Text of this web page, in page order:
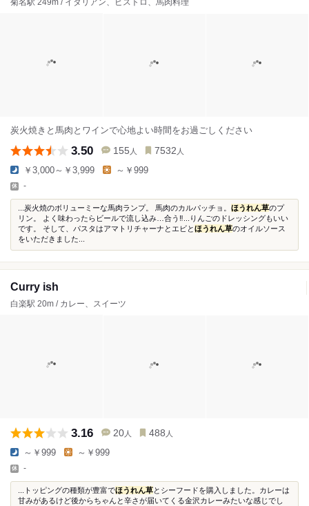
菊名駅 249m / イタリアン、ビストロ、馬肉料理
炭火焼きと馬肉とワインで心地よい時間をお過ごしください
3.50 155 人 7532 人
￥3,000～￥3,999 ～￥999
-
...炭火焼のボリューミーな馬肉ランプ。 馬肉のカルパッチョ。 ほうれん草のプ
リン。 よく味わったらビールで流し込み…合う‼︎...りんごのドレッシングもいい
です。 そして、パスタはアマトリチャーナとエビとほうれん草のオイルソース
をいただきました...
Curry ish
白楽駅 20m / カレー、スイーツ
3.16 20 人 488 人
～￥999 ～￥999
-
...トッピングの種類が豊富でほうれん草とシーフードを購入しました。カレーは
甘みがあるけど後からちゃんと辛さが届いてくる金沢カレーみたいな感じでし